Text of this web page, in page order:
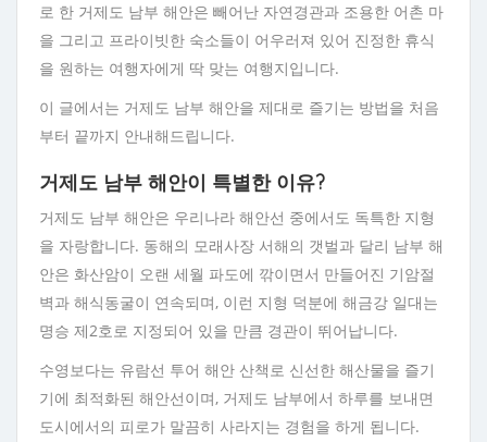
로 한 거제도 남부 해안은 빼어난 자연경관과 조용한 어촌 마
을 그리고 프라이빗한 숙소들이 어우러져 있어 진정한 휴식
을 원하는 여행자에게 딱 맞는 여행지입니다.
이 글에서는 거제도 남부 해안을 제대로 즐기는 방법을 처음
부터 끝까지 안내해드립니다.
거제도 남부 해안이 특별한 이유?
거제도 남부 해안은 우리나라 해안선 중에서도 독특한 지형
을 자랑합니다. 동해의 모래사장 서해의 갯벌과 달리 남부 해
안은 화산암이 오랜 세월 파도에 깎이면서 만들어진 기암절
벽과 해식동굴이 연속되며, 이런 지형 덕분에 해금강 일대는
명승 제2호로 지정되어 있을 만큼 경관이 뛰어납니다.
수영보다는 유람선 투어 해안 산책로 신선한 해산물을 즐기
기에 최적화된 해안선이며, 거제도 남부에서 하루를 보내면
도시에서의 피로가 말끔히 사라지는 경험을 하게 됩니다.